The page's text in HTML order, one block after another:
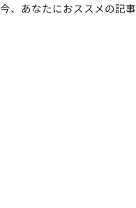
今、あなたにおススメの記事